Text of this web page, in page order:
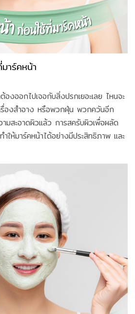
าร์คหน้า
องออกไปเจอกับสิ่งปรกเยอะเลย ไหนจะ
รื่องสำอาง หรือพวกฝุ่น พวกควันอีก
ามสะอาดผิวแล้ว การสครับผิวเพื่อผลัด
ให้มาร์คหน้าได้อย่างมีประสิทธิภาพ และ